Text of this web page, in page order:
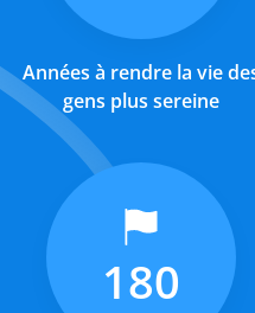
Années à rendre la vie
gens plus sereine
180